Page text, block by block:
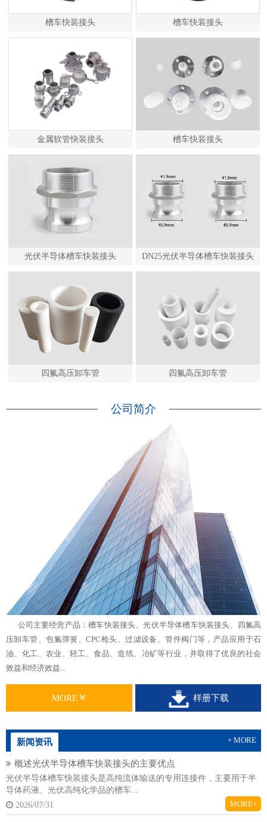
槽车快装接头 槽车快装接头
金属软管快装接头 槽车快装接头
光伏半导体槽车快装接头 DN25光伏半导体槽车快装接头
四氟高压卸车管 四氟高压卸车管
公司简介
公司主要经营产品：槽车快装接头、光伏半导体槽车快装接头、四氟高
压卸车管、包氟弹簧、CPC枪头、过滤设备、管件阀门等，产品应用于石
油、化工、农业、轻工、食品、造纸、冶矿等行业，并取得了优良的社会
效益和经济效益...
MORE 样册下载
新闻资讯 + MORE
概述光伏半导体槽车快装接头的主要优点
光伏半导体槽车快装接头是高纯流体输送的专用连接件，主要用于半
导体药液、光伏高纯化学品的槽车...
2026/07/31
MORE+